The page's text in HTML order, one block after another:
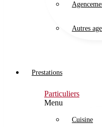
Autres
Prestations
Particuliers
Menu
Cuisine